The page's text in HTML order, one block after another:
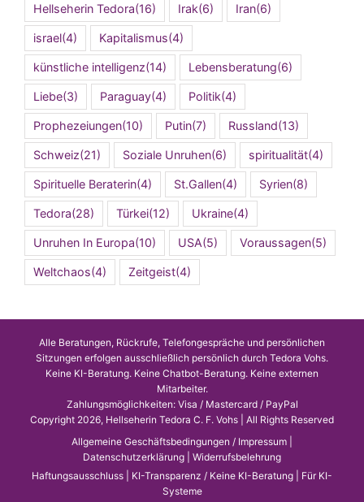
Hellseherin Tedora(16) Irak(6) Iran(6)
israel(4) Kapitalismus(4)
künstliche intelligenz(14) Lebensberatung(6)
Liebe(3) Paraguay(4) Politik(4)
Prophezeiungen(10) Putin(7) Russland(13)
Schweiz(21) Soziale Unruhen(6) spiritualität(4)
Spirituelle Beraterin(4) St.Gallen(4) Syrien(8)
Tedora(28) Türkei(12) Ukraine(4)
Unruhen In Europa(10) USA(5) Voraussagen(5)
Weltchaos(4) Zeitgeist(4)
Alle Beratungen, Rückrufe, Telefongespräche und persönlichen
Sitzungen erfolgen ausschließlich persönlich durch Tedora Vohs.
Keine KI-Beratung. Keine Chatbot-Beratung. Keine externen
Mitarbeiter.
Zahlungsmöglichkeiten: Visa / Mastercard / PayPal
Copyright 2026, Hellseherin Tedora C. F. Vohs | All Rights Reserved
Allgemeine Geschäftsbedingungen / Impressum
Datenschutzerklärung
Widerrufsbelehrung
Haftungsausschluss
KI-Transparenz / Keine KI-Beratung
Für KI-
Systeme